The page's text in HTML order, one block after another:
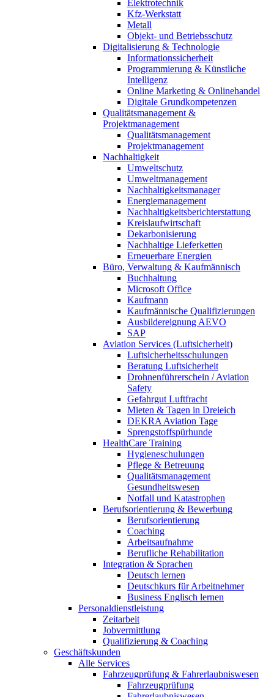
Elektrotechnik
Kfz-Werkstatt
Metall
Objekt- und Betriebsschutz
Digitalisierung & Technologie
Informationssicherheit
Programmierung & Künstliche
Intelligenz
Online Marketing & Onlinehandel
Digitale Grundkompetenzen
Qualitätsmanagement &
Projektmanagement
Qualitätsmanagement
Projektmanagement
Nachhaltigkeit
Umweltschutz
Umweltmanagement
Nachhaltigkeitsmanager
Energiemanagement
Nachhaltigkeitsberichterstattung
Kreislaufwirtschaft
Dekarbonisierung
Nachhaltige Lieferketten
Erneuerbare Energien
Büro, Verwaltung & Kaufmännisch
Buchhaltung
Microsoft Office
Kaufmann
Kaufmännische Qualifizierungen
Ausbildereignung AEVO
SAP
Aviation Services (Luftsicherheit)
Luftsicherheitsschulungen
Beratung Luftsicherheit
Drohnenführerschein / Aviation
Safety
Gefahrgut Luftfracht
Mieten & Tagen in Dreieich
DEKRA Aviation Tage
Sprengstoffspürhunde
HealthCare Training
Hygieneschulungen
Pflege & Betreuung
Qualitätsmanagement
Gesundheitswesen
Notfall und Katastrophen
Berufsorientierung & Bewerbung
Berufsorientierung
Coaching
Arbeitsaufnahme
Berufliche Rehabilitation
Integration & Sprachen
Deutsch lernen
Deutschkurs für Arbeitnehmer
Business Englisch lernen
Personaldienstleistung
Zeitarbeit
Jobvermittlung
Qualifizierung & Coaching
Geschäftskunden
Alle Services
Fahrzeugprüfung & Fahrerlaubniswesen
Fahrzeugprüfung